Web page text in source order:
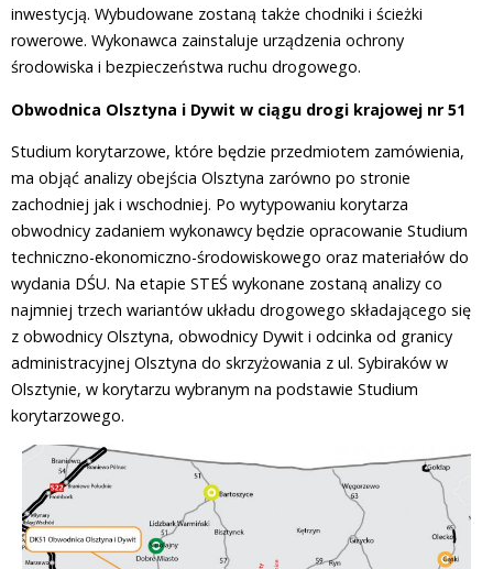
inwestycją. Wybudowane zostaną także chodniki i ścieżki
rowerowe. Wykonawca zainstaluje urządzenia ochrony
środowiska i bezpieczeństwa ruchu drogowego.
Obwodnica Olsztyna i Dywit w ciągu drogi krajowej nr 51
Studium korytarzowe, które będzie przedmiotem zamówienia,
ma objąć analizy obejścia Olsztyna zarówno po stronie
zachodniej jak i wschodniej. Po wytypowaniu korytarza
obwodnicy zadaniem wykonawcy będzie opracowanie Studium
techniczno-ekonomiczno-środowiskowego oraz materiałów do
wydania DŚU. Na etapie STEŚ wykonane zostaną analizy co
najmniej trzech wariantów układu drogowego składającego się
z obwodnicy Olsztyna, obwodnicy Dywit i odcinka od granicy
administracyjnej Olsztyna do skrzyżowania z ul. Sybiraków w
Olsztynie, w korytarzu wybranym na podstawie Studium
korytarzowego.